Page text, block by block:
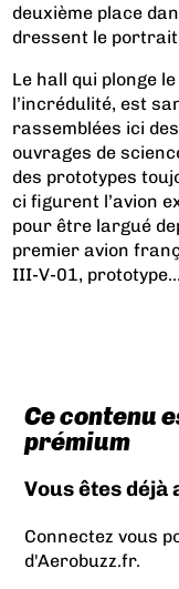
deuxième place
dressent le portrait
Le hall qui plonge
l’incrédulité, est
rassemblées ici
ouvrages de
des prototypes
ci figurent l’avion
pour être largué
premier avion
III-V-01, prototype...
Ce contenu
prémium
Vous êtes déjà
Connectez vous
d'Aerobuzz.fr.